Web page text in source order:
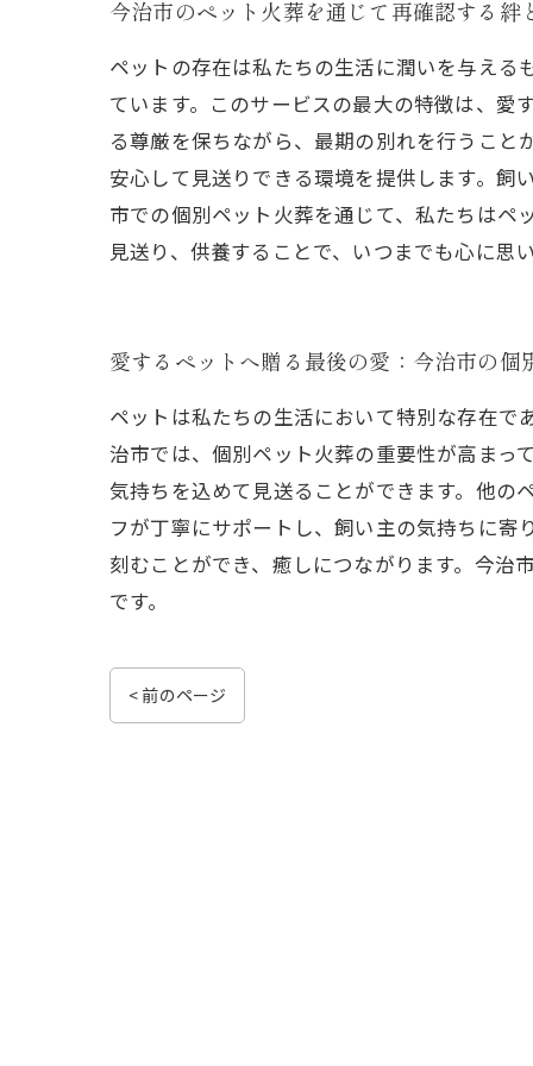
今治市のペット火葬を通じて再確認する絆
ペットの存在は私たちの生活に潤いを与え
ています。このサービスの最大の特徴は、愛
る尊厳を保ちながら、最期の別れを行うこ
安心して見送りできる環境を提供します。飼
市での個別ペット火葬を通じて、私たちはペ
見送り、供養することで、いつまでも心に思
愛するペットへ贈る最後の愛：今治市の個
ペットは私たちの生活において特別な存在で
治市では、個別ペット火葬の重要性が高まっ
気持ちを込めて見送ることができます。他の
フが丁寧にサポートし、飼い主の気持ちに
刻むことができ、癒しにつながります。今治
です。
< 前のページ